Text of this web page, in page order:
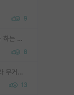
9
open ai가 ai대장아님? 그럼 쟤가 하는 말이 다 맞겠네
8
신생랩 1기 출신인데 신생랩은 줠라 무거운 바벨 같은거임. 들면 대박인데 못들면 깔려 죽음. 아무도 알려주지 않는 환경에서 자생해야하지만, 일단 살아남았다면 그 어떤 사람보다 악착같고 생존력 높은 사람으로 거듭날 수 있음
13